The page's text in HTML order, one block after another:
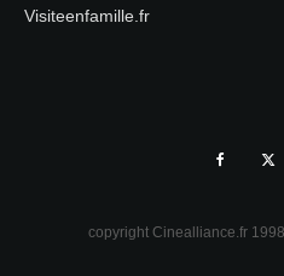
Visiteenfamille.fr
copyright Cinealliance.fr